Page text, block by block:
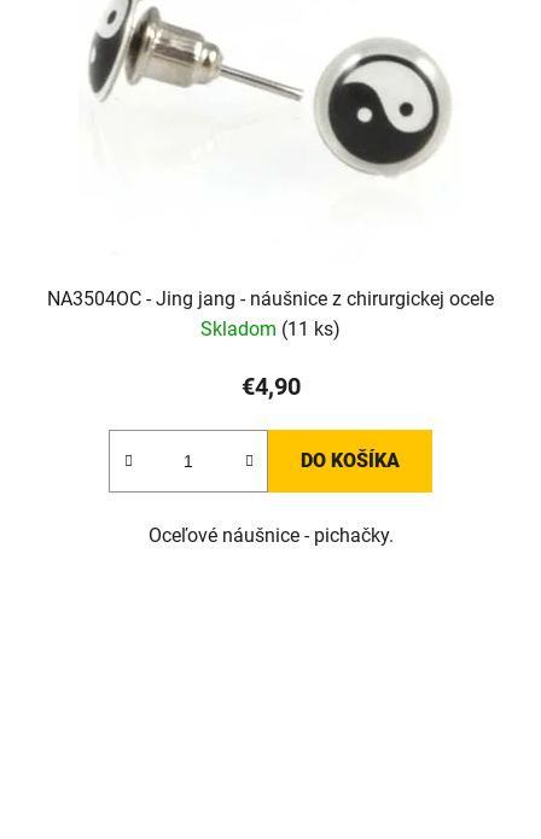
NA3504OC - Jing jang - náušnice z chirurgickej ocele
Skladom (11 ks)
€4,90
DO KOŠÍKA
Oceľové náušnice - pichačky.